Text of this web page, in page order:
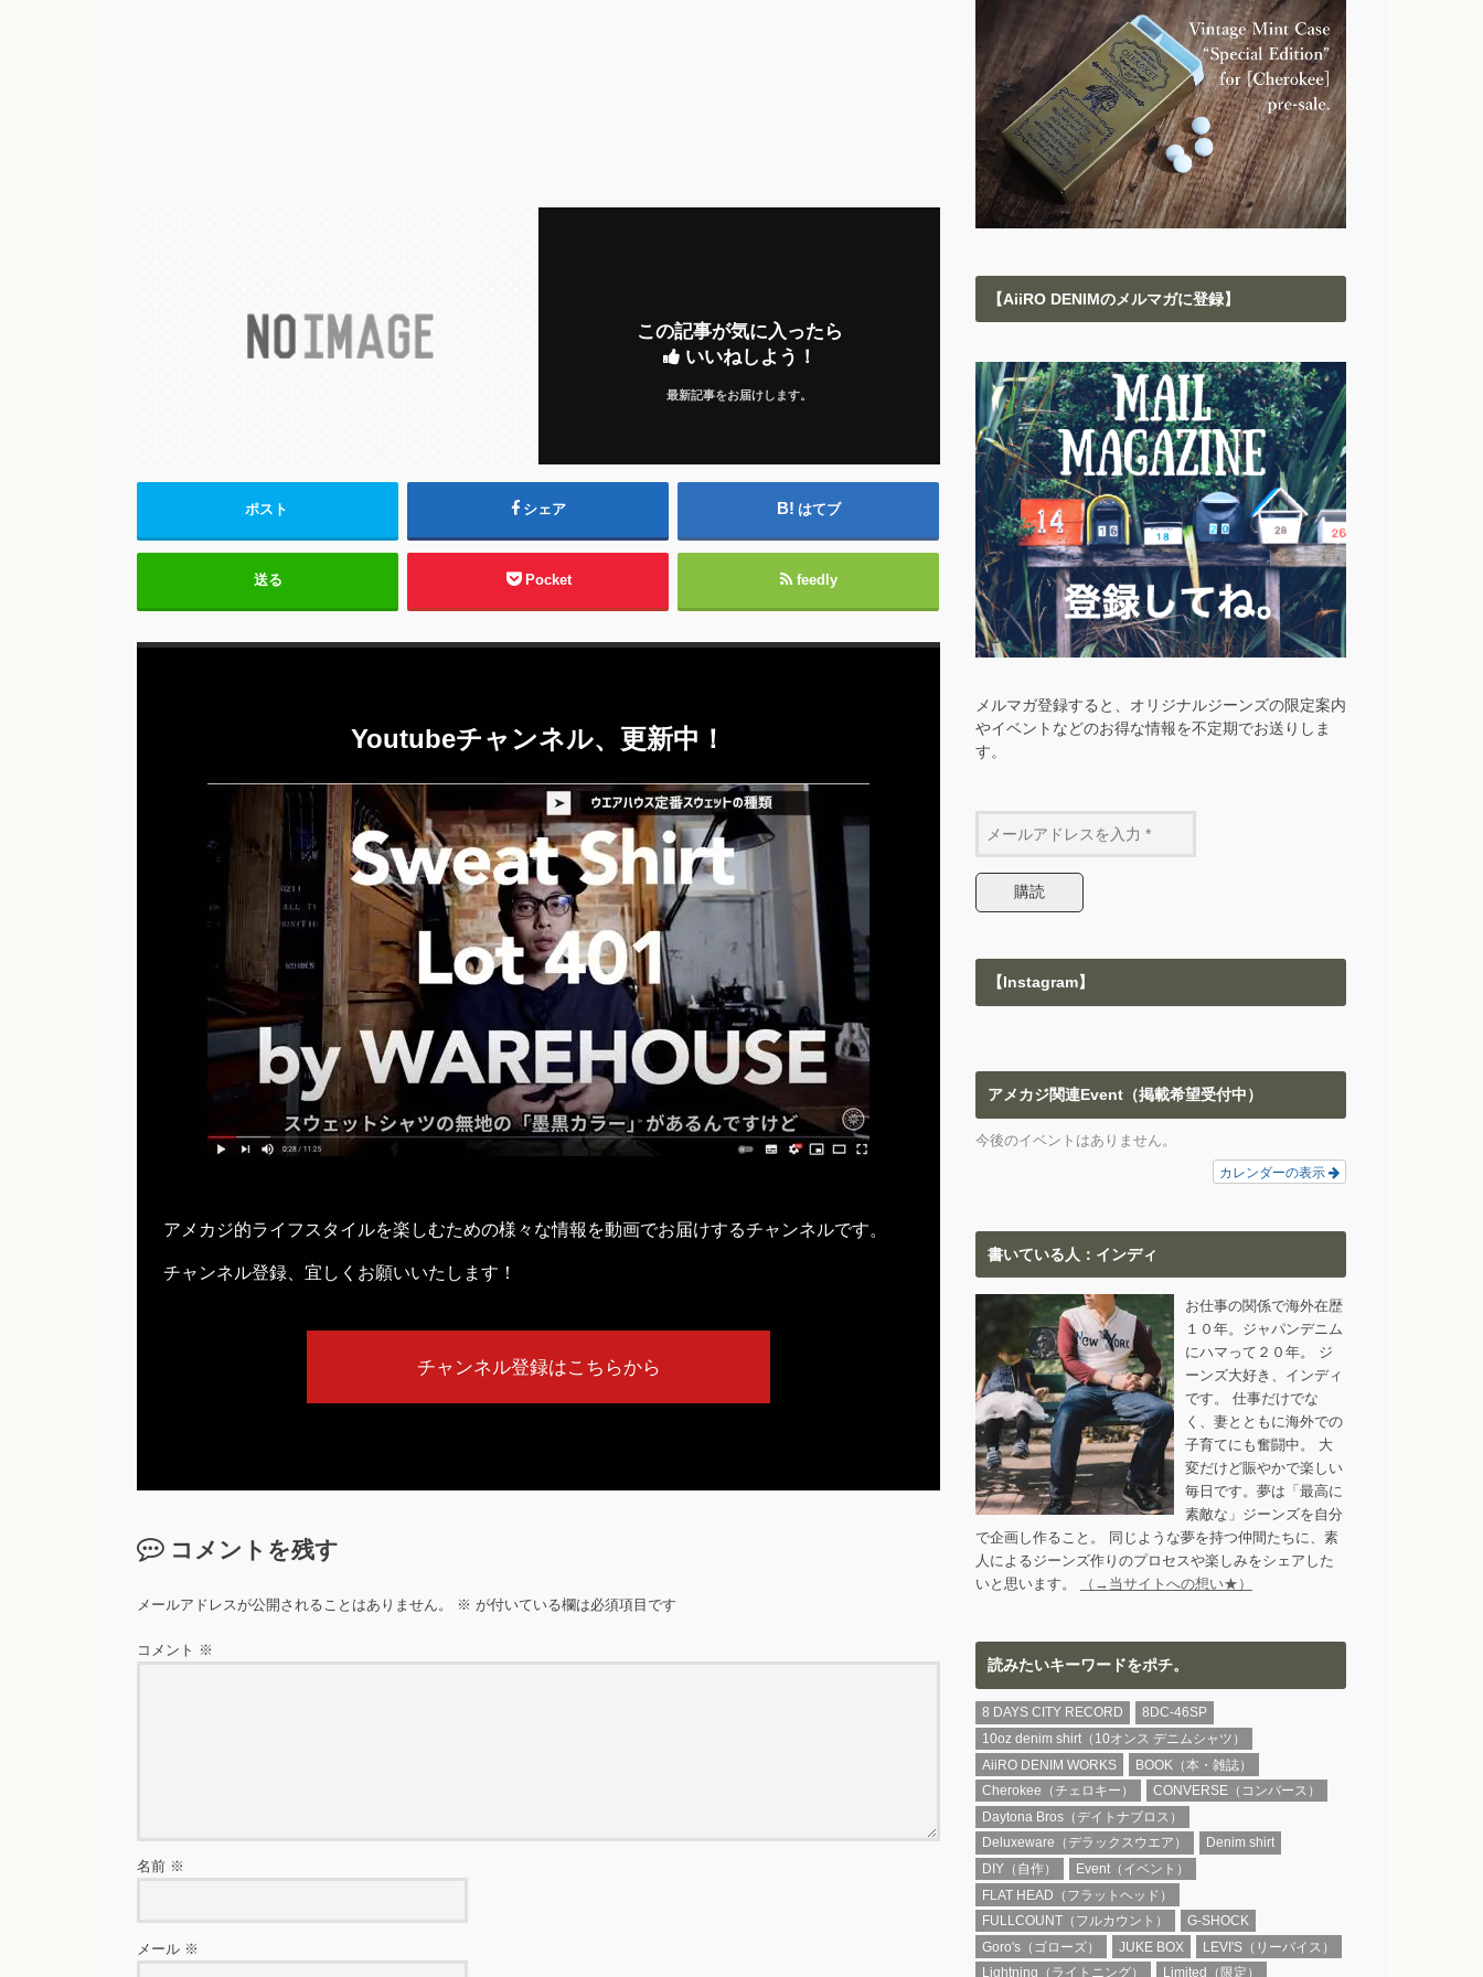
この記事が気に入ったら
いいねしよう！
最新記事をお届けします。
ポスト シェア はてブ
送る Pocket feedly
Youtubeチャンネル、更新中！
アメカジ的ライフスタイルを楽しむための様々な情報を動画でお届けするチャンネルです。
チャンネル登録、宜しくお願いいたします！
チャンネル登録はこちらから
コメントを残す
メールアドレスが公開されることはありません。 ※ が付いている欄は必須項目です
コメント ※
名前 ※
メール ※
【AiiRO DENIMのメルマガに登録】
メルマガ登録すると、オリジナルジーンズの限定案内
やイベントなどのお得な情報を不定期でお送りしま
す。
【Instagram】
アメカジ関連Event（掲載希望受付中）
今後のイベントはありません。
カレンダーの表示
書いている人：インディ
お仕事の関係で海外在歴
１０年。ジャパンデニム
にハマって２０年。 ジ
ーンズ大好き、インディ
です。 仕事だけでな
く、妻とともに海外での
子育てにも奮闘中。 大
変だけど賑やかで楽しい
毎日です。夢は「最高に
素敵な」ジーンズを自分
で企画し作ること。 同じような夢を持つ仲間たちに、素
人によるジーンズ作りのプロセスや楽しみをシェアした
いと思います。
（→当サイトへの想い★）
読みたいキーワードをポチ。
8 DAYS CITY RECORD
8DC-46SP
10oz denim shirt（10オンス デニムシャツ）
AiiRO DENIM WORKS
BOOK（本・雑誌）
Cherokee（チェロキー）
CONVERSE（コンバース）
Daytona Bros（デイトナブロス）
Deluxeware（デラックスウエア）
Denim shirt
DIY（自作）
Event（イベント）
FLAT HEAD（フラットヘッド）
FULLCOUNT（フルカウント）
G-SHOCK
Goro's（ゴローズ）
JUKE BOX
LEVI'S（リーバイス）
Lightning（ライトニング）
Limited（限定）